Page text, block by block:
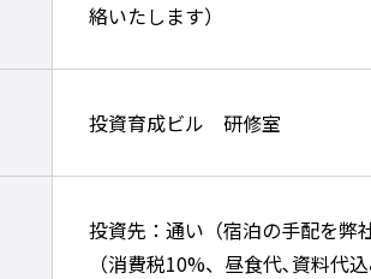
絡いたします）
投資育成ビル 研修室
投資先：通い（宿泊の手配を
（消費税10%、昼食代､資料代込